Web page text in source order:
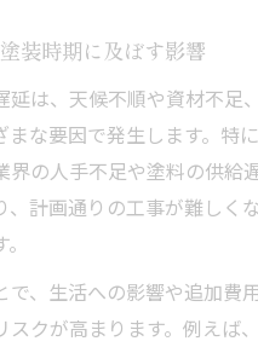
装時期に及ぼす影響
延は、天候不順や資材不足
まな要因で発生します。特
界の人手不足や塗料の供給
、計画通りの工事が難しく
、生活への影響や追加費用
スクが高まります。例えば